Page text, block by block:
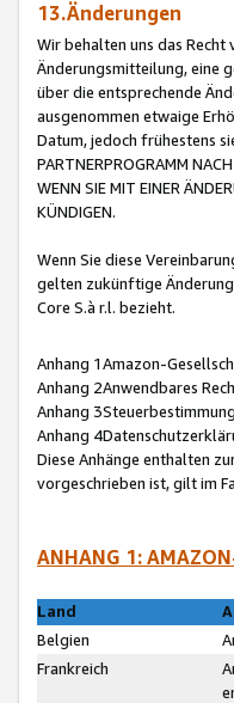
13.Änderungen
Wir behalten uns das
Änderungsmitteilung, eine
über die entsprechende
ausgenommen etwaige
Datum, jedoch frühestens
PARTNERPROGRAMM
WENN SIE MIT EINER
KÜNDIGEN.
Wenn Sie diese
gelten zukünftige
Core S.à r.l. bezieht.
Anhang 1Amazon-
Anhang 2Anwendbares
Anhang
Anhang
Diese Anhänge enthalten
vorgeschrieben ist, gilt im
ANHANG 1:
Land
Belgien
Frankreich